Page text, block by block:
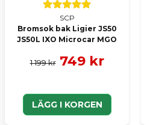
SCP
Bromsok bak Ligier JS50
JS50L IXO Microcar MGO
1 199 kr 749 kr
LÄGG I KORGEN